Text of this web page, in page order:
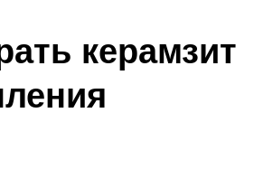
керамзит